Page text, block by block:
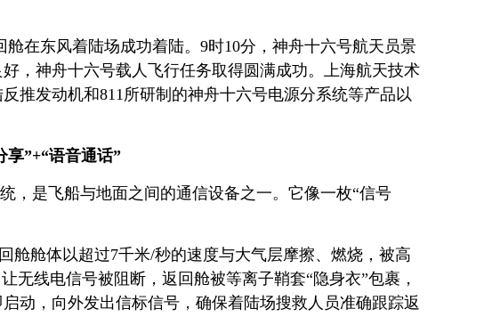
舱在东风着陆场成功着陆。9时10分，神舟十六号航天员景
，神舟十六号载人飞行任务取得圆满成功。上海航天技术
推发动机和811所研制的神舟十六号电源分系统等产品以
享”+“语音通话”
，是飞船与地面之间的通信设备之一。它像一枚“信号
舱舱体以超过7千米/秒的速度与大气层摩擦、燃烧，被高
无线电信号被阻断，返回舱被等离子鞘套“隐身衣”包裹，
动，向外发出信标信号，确保着陆场搜救人员准确跟踪返